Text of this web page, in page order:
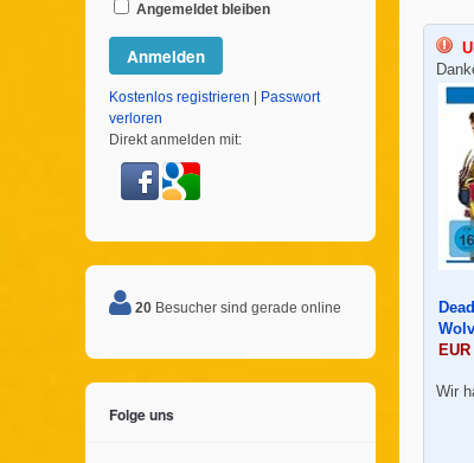
Wir
Angemeldet bleiben
Kostenlos registrieren
Passwort
verloren
Direkt anmelden mit:
20 Besucher sind gerade online
Folge uns